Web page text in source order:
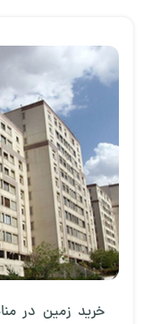
خرید زمین در